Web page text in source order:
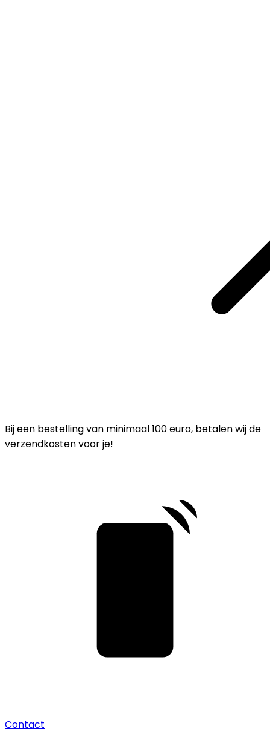
Bij een bestelling van minimaal 100 euro, betalen wij de
verzendkosten voor je!
Contact